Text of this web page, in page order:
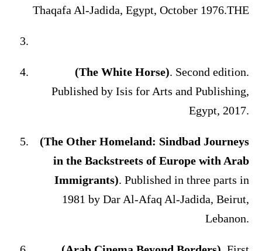
Thaqafa Al-Jadida, Egypt, October 1976.THE
(The White Horse). Second edition.
Published by Isis for Arts and Publishing,
Egypt, 2017.
(The Other Homeland: Sindbad Journeys
in the Backstreets of Europe with Arab
Immigrants). Published in three parts in
1981 by Dar Al-Afaq Al-Jadida, Beirut,
Lebanon.